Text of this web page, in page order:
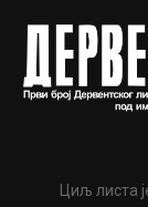
Циљ листа